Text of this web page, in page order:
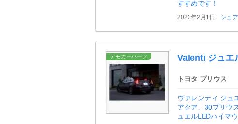
すすめです！
2023年2月1日 シュ
デモカーパーツ Valenti ジュエ
トヨタ プリウス
ヴァレンティ ジュ
アクア、30プリウ
ュエルLEDハイマ